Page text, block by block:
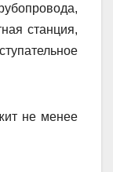
станция,
не менее